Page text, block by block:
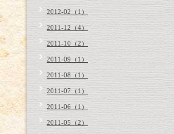
2012-02（1）
2011-12（4）
2011-10（2）
2011-09（1）
2011-08（1）
2011-07（1）
2011-06（1）
2011-05（2）